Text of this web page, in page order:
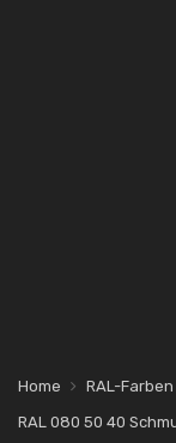
Home RAL-Farben
RAL 080 50 40